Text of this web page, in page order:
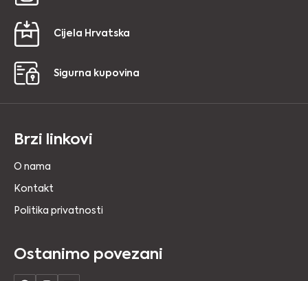
Cijela Hrvatska
Sigurna kupovina
Brzi linkovi
O nama
Kontakt
Politika privatnosti
Ostanimo povezani